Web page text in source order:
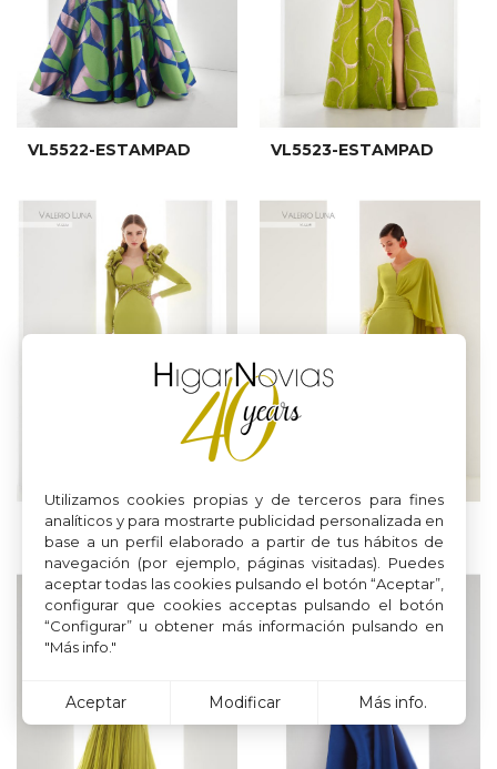
VL5522-ESTAMPAD VL5523-ESTAMPAD
VL5524 VL5526
Utilizamos cookies propias y de terceros para fines
analíticos y para mostrarte publicidad personalizada en
base a un perfil elaborado a partir de tus hábitos de
navegación (por ejemplo, páginas visitadas). Puedes
aceptar todas las cookies pulsando el botón “Aceptar”,
configurar que cookies acceptas pulsando el botón
“Configurar” u obtener más información pulsando en
"Más info."
Aceptar Modificar Más info.